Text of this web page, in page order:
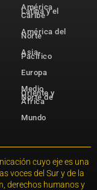
América
Latina y el
Caribe
América del
Norte
Asia-
Pacífico
Europa
Medio
Oriente y
Norte de
África
Mundo
cuyo eje es una
voces del Sur y de la
derechos humanos y